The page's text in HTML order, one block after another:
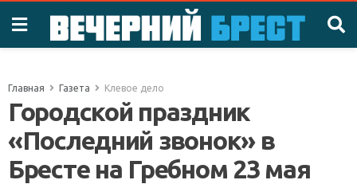
Главная Газета Клевое дело
Городской праздник
«Последний звонок» в
Бресте на Гребном 23 мая